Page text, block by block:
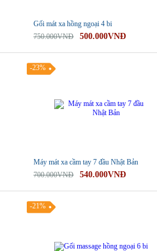
Gối mát xa hồng ngoại 4 bi
750.000VNĐ
500.000VNĐ
Máy mát xa cầm tay 7 đầu Nhật Bản
700.000VNĐ
540.000VNĐ
-23%
-21%